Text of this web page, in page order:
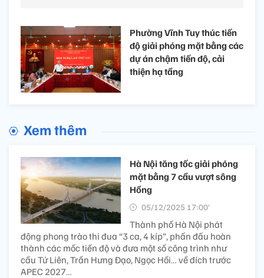
Phường Vĩnh Tuy thúc tiến
độ giải phóng mặt bằng các
dự án chậm tiến độ, cải
thiện hạ tầng
Xem thêm
Hà Nội tăng tốc giải phóng
mặt bằng 7 cầu vượt sông
Hồng
05/12/2025 17:00’
Thành phố Hà Nội phát
động phong trào thi đua “3 ca, 4 kíp”, phấn đấu hoàn
thành các mốc tiến độ và đưa một số công trình như
cầu Tứ Liên, Trần Hưng Đạo, Ngọc Hồi… về đích trước
APEC 2027…